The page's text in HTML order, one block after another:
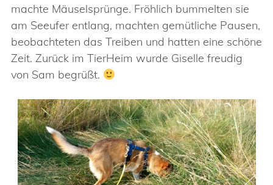
machte Mäuselsprünge. Fröhlich bummelten sie
am Seeufer entlang, machten gemütliche Pausen,
beobachteten das Treiben und hatten eine schöne
Zeit. Zurück im TierHeim wurde Giselle freudig
von Sam begrüßt.